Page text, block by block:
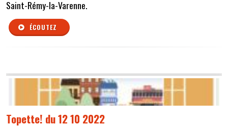
Saint-Rémy-la-Varenne.
ÉCOUTEZ
Topette! du 12 10 2022